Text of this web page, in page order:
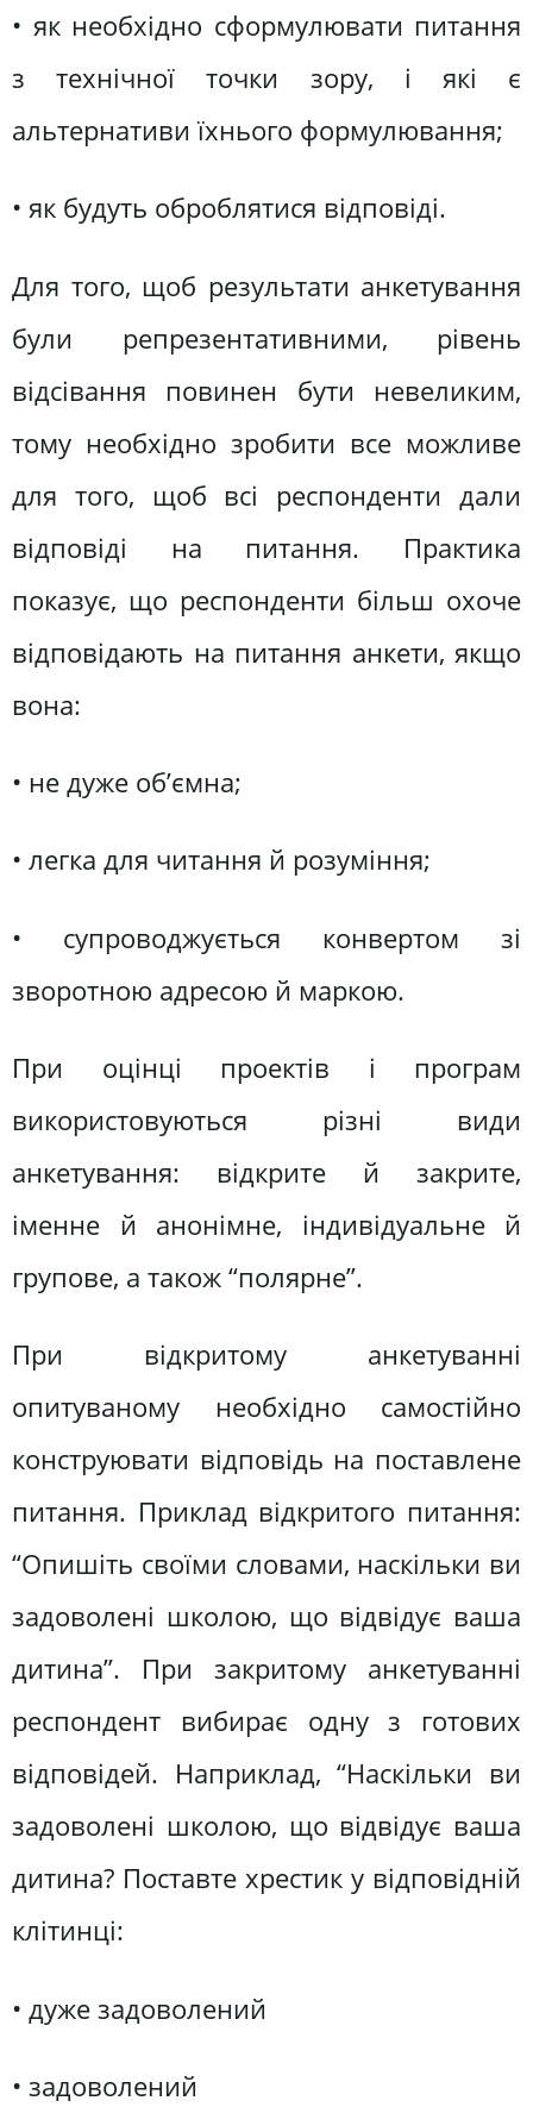
• як необхідно сформулювати питання
з технічної точки зору, і які є
альтернативи їхнього формулювання;
• як будуть оброблятися відповіді.
Для того, щоб результати анкетування
були репрезентативними, рівень
відсівання повинен бути невеликим,
тому необхідно зробити все можливе
для того, щоб всі респонденти дали
відповіді на питання. Практика
показує, що респонденти більш охоче
відповідають на питання анкети, якщо
вона:
• не дуже об’ємна;
• легка для читання й розуміння;
• супроводжується конвертом зі
зворотною адресою й маркою.
При оцінці проектів і програм
використовуються різні види
анкетування: відкрите й закрите,
іменне й анонімне, індивідуальне й
групове, а також “полярне”.
При відкритому анкетуванні
опитуваному необхідно самостійно
конструювати відповідь на поставлене
питання. Приклад відкритого питання:
“Опишіть своїми словами, наскільки ви
задоволені школою, що відвідує ваша
дитина”. При закритому анкетуванні
респондент вибирає одну з готових
відповідей. Наприклад, “Наскільки ви
задоволені школою, що відвідує ваша
дитина? Поставте хрестик у відповідній
клітинці:
• дуже задоволений
• задоволений